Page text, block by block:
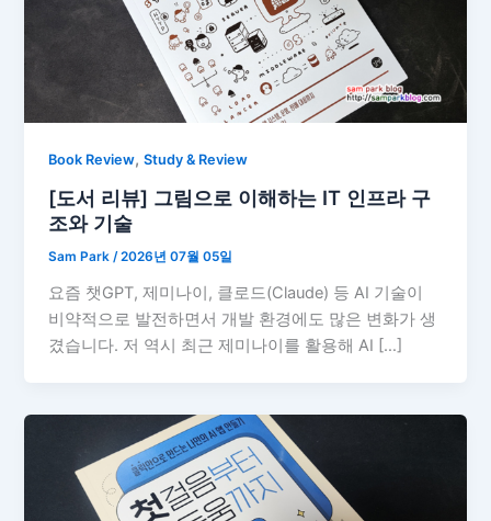
Book Review,Study & Review
[도서 리뷰] 그림으로 이해하는 IT 인프라 구
조와 기술
Sam Park/2026년 07월 05일
요즘 챗GPT, 제미나이, 클로드(Claude) 등 AI 기술이
비약적으로 발전하면서 개발 환경에도 많은 변화가 생
겼습니다. 저 역시 최근 제미나이를 활용해 AI […]